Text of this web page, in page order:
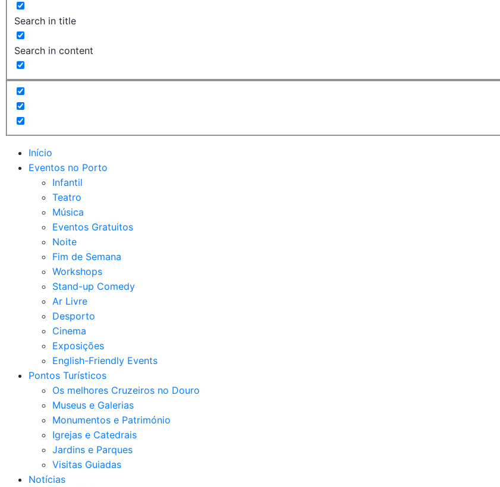
Search in title
Search in content
Início
Eventos no Porto
Infantil
Teatro
Música
Eventos Gratuitos
Noite
Fim de Semana
Workshops
Stand-up Comedy
Ar Livre
Desporto
Cinema
Exposições
English-Friendly Events
Pontos Turísticos
Os melhores Cruzeiros no Douro​
Museus e Galerias
Monumentos e Património
Igrejas e Catedrais
Jardins e Parques
Visitas Guiadas
Notícias